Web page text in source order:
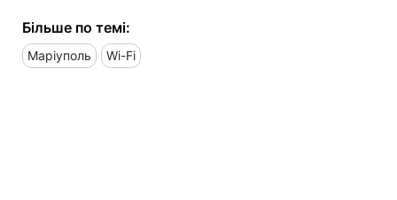
Більше по темі:
Маріуполь Wi-Fi